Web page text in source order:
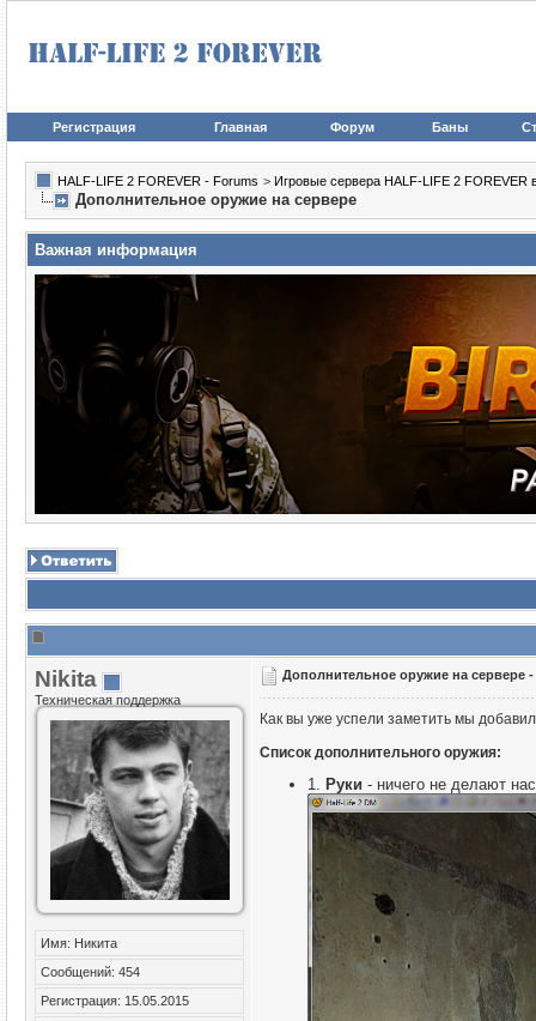
Регистрация Главная Форум Баны
HALF-LIFE 2 FOREVER - Forums > Игровые сервера HALF-LIFE 2 FOREVER
Дополнительное оружие на сервере
Важная информация
Nikita
Техническая поддержка
Имя: Никита
Сообщений: 454
Регистрация: 15.05.2015
Дополнительное оружие на сервере -
Как вы уже успели заметить мы
Список дополнительного оружия:
1. Руки - ничего не делают